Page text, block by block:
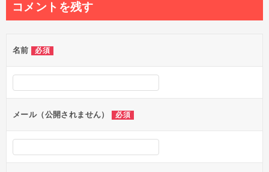
ビ
ー
シ
ョ
ン
コメントを残す
名前 必須
メール（公開されません） 必須